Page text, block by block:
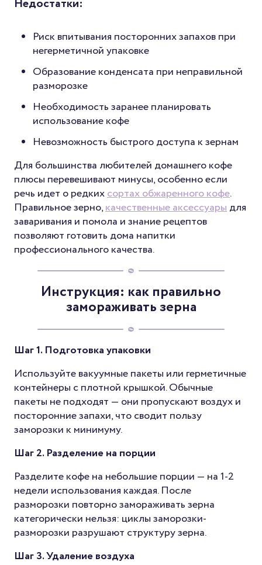
Недостатки:
Риск впитывания посторонних запахов при
негерметичной упаковке
Образование конденсата при неправильной
разморозке
Необходимость заранее планировать
использование кофе
Невозможность быстрого доступа к зернам
Для большинства любителей домашнего кофе
плюсы перевешивают минусы, особенно если
речь идет о редкихсортах обжаренного кофе.
Правильное зерно,качественные аксессуарыдля
заваривания и помола и знание рецептов
позволяют готовить дома напитки
профессионального качества.
Инструкция: как правильно
замораживать зерна
Шаг 1. Подготовка упаковки
Используйте вакуумные пакеты или герметичные
контейнеры с плотной крышкой. Обычные
пакеты не подходят — они пропускают воздух и
посторонние запахи, что сводит пользу
заморозки к минимуму.
Шаг 2. Разделение на порции
Разделите кофе на небольшие порции — на 1-2
недели использования каждая. После
разморозки повторно замораживать зерна
категорически нельзя: циклы заморозки-
разморозки разрушают структуру зерна.
Шаг 3. Удаление воздуха